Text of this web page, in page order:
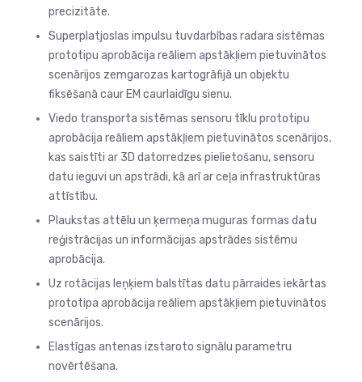
precizitāte.
Superplatjoslas impulsu tuvdarbības radara sistēmas
prototipu aprobācija reāliem apstākļiem pietuvinātos
scenārijos zemgarozas kartogrāfijā un objektu
fiksēšanā caur EM caurlaidīgu sienu.
Viedo transporta sistēmas sensoru tīklu prototipu
aprobācija reāliem apstākļiem pietuvinātos scenārijos,
kas saistīti ar 3D datorredzes pielietošanu, sensoru
datu ieguvi un apstrādi, kā arī ar ceļa infrastruktūras
attīstību.
Plaukstas attēlu un ķermeņa muguras formas datu
reģistrācijas un informācijas apstrādes sistēmu
aprobācija.
Uz rotācijas leņķiem balstītas datu pārraides iekārtas
prototipa aprobācija reāliem apstākļiem pietuvinātos
scenārijos.
Elastīgas antenas izstaroto signālu parametru
novērtēšana.